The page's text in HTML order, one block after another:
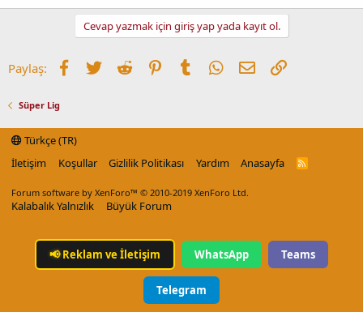
Cevap yazmak için giriş yap yada kayıt ol.
Paylaş: Facebook
TwitterReddit PinterestTumblrWhatsApp
E-postaLink
Süper Lig
Türkçe (TR)
İletişim
Koşullar Gizlilik Politikası Yardım Anasayfa
R
Forum software by XenForo™ © 2010-2019 XenForo Ltd.
Kalabalık Yalnızlık Büyük Forum
📢Reklam ve İletişim WhatsApp Teams
Telegram